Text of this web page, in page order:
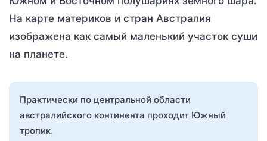
На карте материков и стран Австралия
изображена как самый маленький участок суши
на планете.
Практически по центральной области
австралийского континента проходит Южный
тропик.